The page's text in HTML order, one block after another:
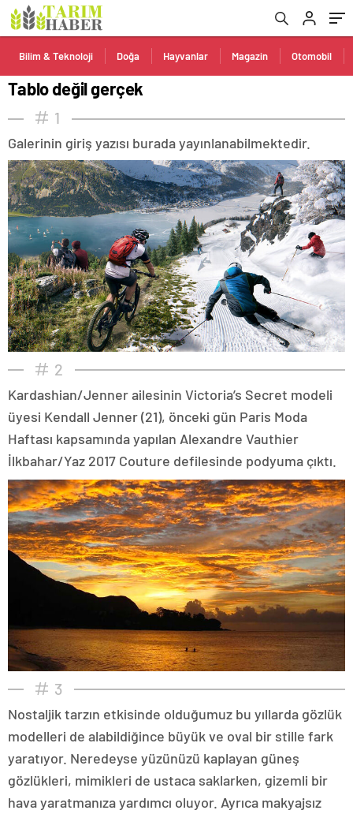
Bilim & Teknoloji Doğa Hayvanlar Magazin Otomobil
Tablo değil gerçek
1
Galerinin giriş yazısı burada yayınlanabilmektedir.
2
Kardashian/Jenner ailesinin Victoria’s Secret modeli
üyesi Kendall Jenner (21), önceki gün Paris Moda
Haftası kapsamında yapılan Alexandre Vauthier
İlkbahar/Yaz 2017 Couture defilesinde podyuma çıktı.
3
Nostaljik tarzın etkisinde olduğumuz bu yıllarda gözlük
modelleri de alabildiğince büyük ve oval bir stille fark
yaratıyor. Neredeyse yüzünüzü kaplayan güneş
gözlükleri, mimikleri de ustaca saklarken, gizemli bir
hava yaratmanıza yardımcı oluyor. Ayrıca makyajsız